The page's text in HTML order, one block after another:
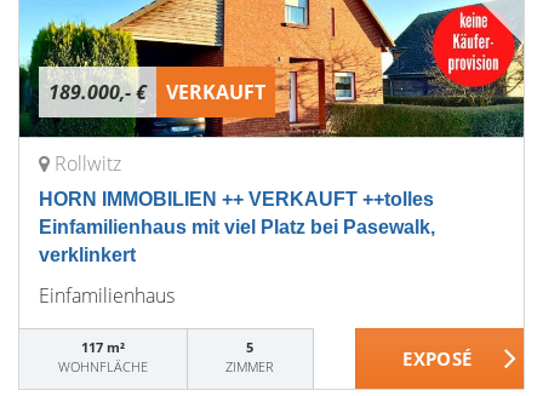
189.000,- € VERKAUFT
Rollwitz
HORN IMMOBILIEN ++ VERKAUFT ++tolles
Einfamilienhaus mit viel Platz bei Pasewalk,
verklinkert
Einfamilienhaus
117 m²
WOHNFLÄCHE
5
ZIMMER